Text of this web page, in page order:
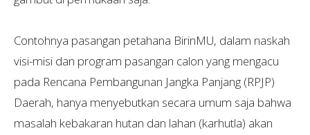
Contohnya pasangan petahana BirinMU, dalam naskah
visi-misi dan program pasangan calon yang mengacu
pada Rencana Pembangunan Jangka Panjang (RPJP)
Daerah, hanya menyebutkan secara umum saja bahwa
masalah kebakaran hutan dan lahan (karhutla) akan